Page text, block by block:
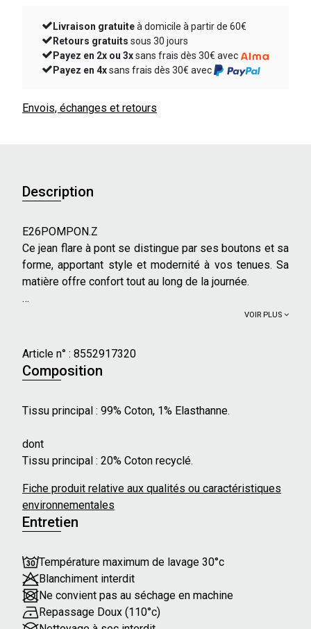
Livraison gratuite
à domicile à partir de 60€
Retours gratuits
sous 30 jours
Payez en 2x ou 3x
sans frais dès 30€ avec
Payez en 4x
sans frais dès 30€ avec
Envois, échanges et retours
Description
E26POMPON.Z
Ce jean flare à pont se distingue par ses boutons et sa
forme, apportant style et modernité à vos tenues. Sa
matière offre confort tout au long de la journée.
- Taille : Haute
- Fermeture zippée derrière les boutons à gauche
- Boutons décoratifs sur le devant
- Taille élastiquée
Nos mannequins mesurent en moyenne 175 cm et
portent une taille 36 ou 46.
VOIR PLUS
Article n° : 8552917320
Composition
Tissu principal : 99% Coton, 1% Elasthanne.
dont
Tissu principal : 20% Coton recyclé.
Fiche produit relative aux qualités ou caractéristiques
environnementales
Entretien
Température maximum de lavage 30°c
Blanchiment interdit
Ne convient pas au séchage en machine
Repassage Doux (110°c)